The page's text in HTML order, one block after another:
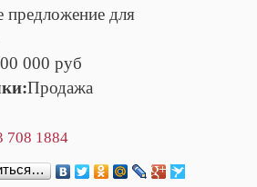
предложение для
000 руб
Продажа
708 1884